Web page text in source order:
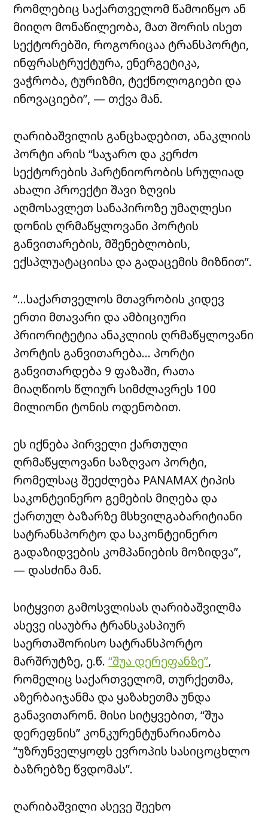
რომლებიც საქართველომ წამოიწყო ან
მიიღო მონაწილეობა, მათ შორის ისეთ
სექტორებში, როგორიცაა ტრანსპორტი,
ინფრასტრუქტურა, ენერგეტიკა,
ვაჭრობა, ტურიზმი, ტექნოლოგიები და
ინოვაციები”, — თქვა მან.
ღარიბაშვილის განცხადებით, ანაკლიის
პორტი არის “საჯარო და კერძო
სექტორების პარტნიორობის სრულიად
ახალი პროექტი შავი ზღვის
აღმოსავლეთ სანაპიროზე უმაღლესი
დონის ღრმაწყლოვანი პორტის
განვითარების, მშენებლობის,
ექსპლუატაციისა და გადაცემის მიზნით”.
“…საქართველოს მთავრობის კიდევ
ერთი მთავარი და ამბიციური
პრიორიტეტია ანაკლიის ღრმაწყლოვანი
პორტის განვითარება… პორტი
განვითარდება 9 ფაზაში, რათა
მიაღწიოს წლიურ სიმძლავრეს 100
მილიონი ტონის ოდენობით.
ეს იქნება პირველი ქართული
ღრმაწყლოვანი საზღვაო პორტი,
რომელსაც შეეძლება PANAMAX ტიპის
საკონტეინერო გემების მიღება და
ქართულ ბაზარზე მსხვილგაბარიტიანი
სატრანსპორტო და საკონტეინერო
გადაზიდვების კომპანიების მოზიდვა”,
— დასძინა მან.
სიტყვით გამოსვლისას ღარიბაშვილმა
ასევე ისაუბრა ტრანსკასპიურ
საერთაშორისო სატრანსპორტო
მარშრუტზე, ე.წ.“შუა დერეფანზე”,
რომელიც საქართველომ, თურქეთმა,
აზერბაიჯანმა და ყაზახეთმა უნდა
განავითარონ. მისი სიტყვებით, “შუა
დერეფნის” კონკურენტუნარიანობა
“უზრუნველყოფს ევროპის სასიცოცხლო
ბაზრებზე წვდომას”.
ღარიბაშვილი ასევე შეეხო